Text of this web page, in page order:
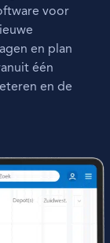
voor
en plan
één
en de